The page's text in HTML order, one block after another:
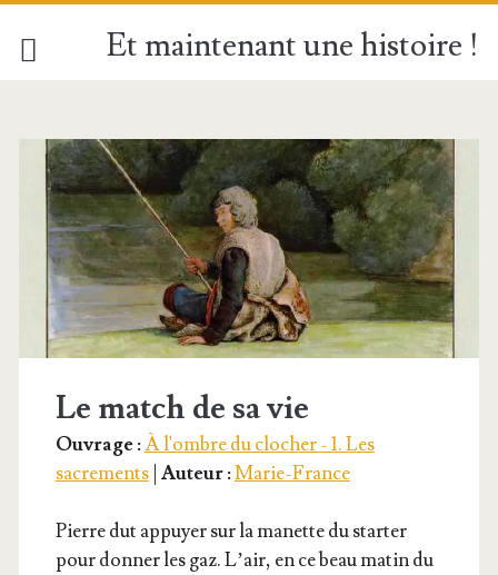
Et maintenant une histoire !
Étiquette :
<span>Pêcheur</
Le match de sa vie
Ouvrage :À l'ombre du clocher - 1. Les
sacrements| Auteur :Marie-France
Pierre dut appuyer sur la manette du star­ter
pour don­ner les gaz. L’air, en ce beau matin du